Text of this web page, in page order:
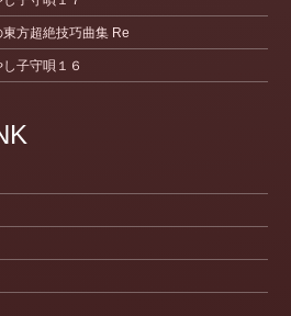
方超絶技巧曲集 Re
子守唄１６